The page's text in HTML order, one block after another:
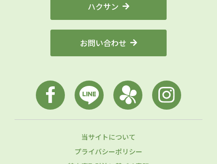
ハクサン
お問い合わせ
当サイトについて
プライバシーポリシー